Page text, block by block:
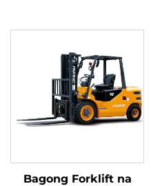
Bagong Forklift na